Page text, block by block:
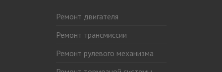
Ремонт двигателя
Ремонт трансмиссии
Ремонт рулевого механизма